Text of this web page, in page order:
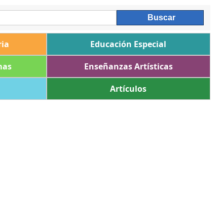
Educación Especial
Enseñanzas Artísticas
Artículos